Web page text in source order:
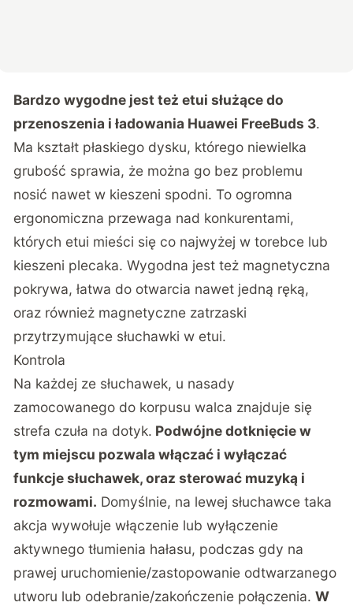
Bardzo wygodne jest też etui służące do
przenoszenia i ładowania Huawei FreeBuds 3.
Ma kształt płaskiego dysku, którego niewielka
grubość sprawia, że można go bez problemu
nosić nawet w kieszeni spodni. To ogromna
ergonomiczna przewaga nad konkurentami,
których etui mieści się co najwyżej w torebce lub
kieszeni plecaka. Wygodna jest też magnetyczna
pokrywa, łatwa do otwarcia nawet jedną ręką,
oraz również magnetyczne zatrzaski
przytrzymujące słuchawki w etui.
Kontrola
Na każdej ze słuchawek, u nasady
zamocowanego do korpusu walca znajduje się
strefa czuła na dotyk. Podwójne dotknięcie w
tym miejscu pozwala włączać i wyłączać
funkcje słuchawek, oraz sterować muzyką i
rozmowami. Domyślnie, na lewej słuchawce taka
akcja wywołuje włączenie lub wyłączenie
aktywnego tłumienia hałasu, podczas gdy na
prawej uruchomienie/zastopowanie odtwarzanego
utworu lub odebranie/zakończenie połączenia.W